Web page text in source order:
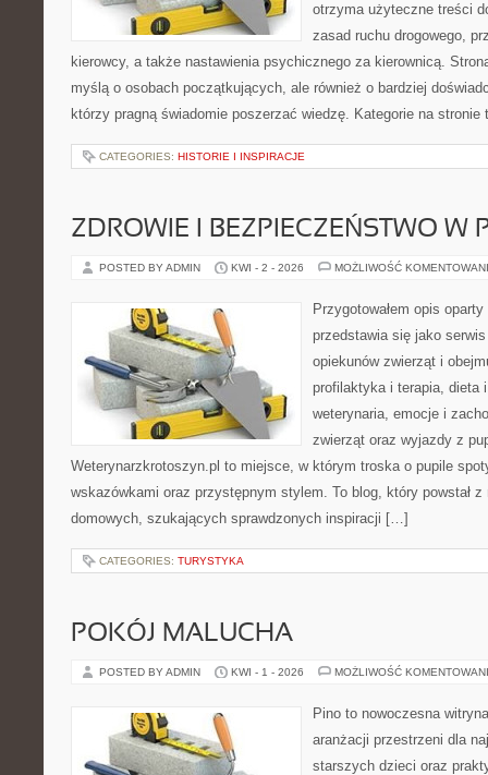
otrzyma użyteczne treści
zasad ruchu drogowego,
kierowcy, a także nastawienia psychicznego za kierownicą.
myślą o osobach początkujących, ale również o bardziej
którzy pragną świadomie poszerzać wiedzę. Kategorie na
CATEGORIES: HISTORIE I INSPIRACJE
ZDROWIE I BEZPIECZEŃSTWO W
POSTED BY ADMIN KWI - 2 - 2026 MOŻLIWOŚĆ
Przygotowałem opis
przedstawia się jako
opiekunów zwierząt i
profilaktyka i terapia, dieta
weterynaria, emocje i
zwierząt oraz wyjazdy z
Weterynarzkrotoszyn.pl to miejsce, w którym troska o pupile
wskazówkami oraz przystępnym stylem. To blog, który powstał z
domowych, szukających sprawdzonych inspiracji […]
CATEGORIES: TURYSTYKA
POKÓJ MALUCHA
POSTED BY ADMIN KWI - 1 - 2026 MOŻLIWOŚĆ
Pino to nowoczesna
aranżacji przestrzeni dla
starszych dzieci oraz